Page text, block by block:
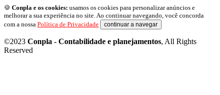
🍪 Conpla e os cookies: usamos os cookies para personalizar anúncios e
melhorar a sua experiência no site. Ao continuar navegando, você concorda
com a nossa Política de Privacidade continuar a navegar
©2023 Conpla - Contabilidade e planejamentos, All Rights
Reserved